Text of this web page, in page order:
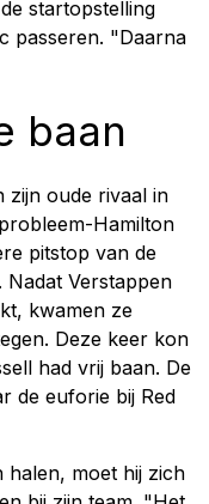
startopstelling
passeren. "Daarna
baan
zijn oude rivaal in
Hamilton
pitstop van de
Verstappen
kwamen ze
Deze keer kon
had vrij baan. De
de euforie bij Red
halen, moet hij zich